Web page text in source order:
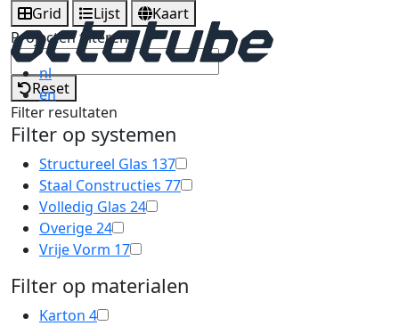
nl
en
Grid Lijst
Kaart
Projecten filteren
Reset
Filter resultaten
Filter op systemen
Structureel Glas 137
Staal Constructies 77
Volledig Glas 24
Overige24
Vrije Vorm 17
Filter op materialen
Karton 4